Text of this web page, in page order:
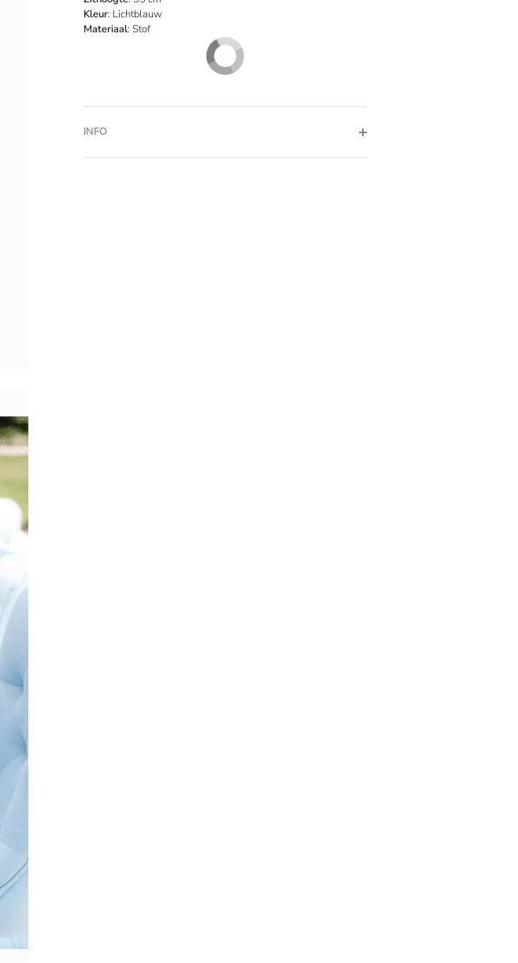
Kleur: Lichtblauw
Materiaal: Stof
INFO